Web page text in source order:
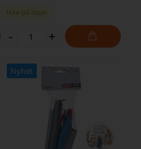
Ikke på lager
- +
Nyhet